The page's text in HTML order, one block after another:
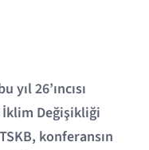
26’ıncısı
Değişikliği
konferansın